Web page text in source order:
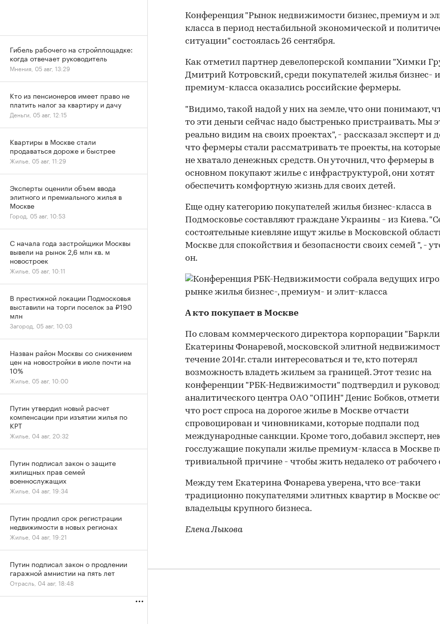
Конференция "Рынок недвижимости бизнес, премиум и
класса в период нестабильной экономической и
ситуации" состоялась 26 сентября.
Как отметил партнер девелоперской компании "Химки
Дмитрий Котровский, среди покупателей жилья бизнес- и
премиум-класса оказались российские фермеры.
"Видимо, такой надой у них на земле, что они понимают,
то эти деньги сейчас надо быстренько пристраивать. Мы
реально видим на своих проектах", - рассказал эксперт и
что фермеры стали рассматривать те проекты, на
не хватало денежных средств. Он уточнил, что фермеры в
основном покупают жилье с инфраструктурой, они хотят
обеспечить комфортную жизнь для своих детей.
Еще одну категорию покупателей жилья бизнес-класса в
Подмосковье составляют граждане Украины - из Киева.
состоятельные киевляне ищут жилье в Московской
Москве для спокойствия и безопасности своих семей ", -
он.
А кто покупает в Москве
По словам коммерческого директора корпорации
Екатерины Фонаревой, московской элитной
течение 2014г. стали интересоваться и те, кто потерял
возможность владеть жильем за границей. Этот тезис на
конференции "РБК-Недвижимости" подтвердил и
аналитического центра ОАО "ОПИН" Денис Бобков,
что рост спроса на дорогое жилье в Москве отчасти
спровоцирован и чиновниками, которые подпали под
международные санкции. Кроме того, добавил эксперт,
госслужащие покупали жилье премиум-класса в Москве
тривиальной причине - чтобы жить недалеко от рабочего
Между тем Екатерина Фонарева уверена, что все-таки
традиционно покупателями элитных квартир в Москве
владельцы крупного бизнеса.
Елена Лыкова
Гибель рабочего на стройплощадке:
когда отвечает руководитель
Мнения, 05 авг, 13:29
Кто из пенсионеров имеет право не
платить налог за квартиру и дачу
Деньги, 05 авг, 12:15
Квартиры в Москве стали
продаваться дороже и быстрее
Жилье, 05 авг, 11:29
Эксперты оценили объем ввода
элитного и премиального жилья в
Москве
Город, 05 авг, 10:53
С начала года застройщики Москвы
вывели на рынок 2,6 млн кв. м
новостроек
Жилье, 05 авг, 10:11
В престижной локации Подмосковья
выставили на торги поселок за ₽190
млн
Загород, 05 авг, 10:03
Назван район Москвы со снижением
цен на новостройки в июле почти на
10%
Жилье, 05 авг, 10:00
Путин утвердил новый расчет
компенсации при изъятии жилья по
КРТ
Жилье, 04 авг, 20:32
Путин подписал закон о защите
жилищных прав семей
военнослужащих
Жилье, 04 авг, 19:34
Путин продлил срок регистрации
недвижимости в новых регионах
Жилье, 04 авг, 19:21
Путин подписал закон о продлении
гаражной амнистии на пять лет
Отрасль, 04 авг, 18:48